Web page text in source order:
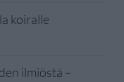
koiralle
ilmiöstä –